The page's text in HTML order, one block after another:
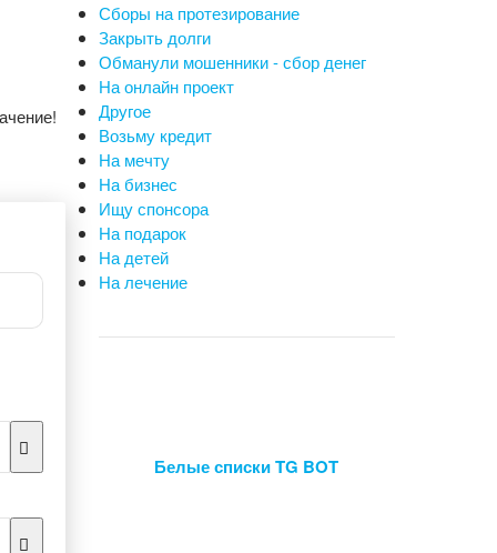
Сборы на протезирование
Закрыть долги
Обманули мошенники - сбор денег
На онлайн проект
Другое
Возьму кредит
На мечту
На бизнес
Ищу спонсора
На подарок
На детей
На лечение
Белые списки TG BOT